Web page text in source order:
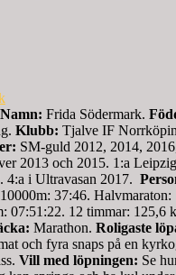
Namn: Frida Södermark.
Klubb: Tjalve IF
SM-guld 2012, 2014,
2013 och 2015. 1:a
4:a i Ultravasan 2017.
37:46. Halvmaraton:
07:51:22. 12 timmar: 125,6
Marathon. Roligaste
och fyra snaps på en
Vill med löpningen: Se